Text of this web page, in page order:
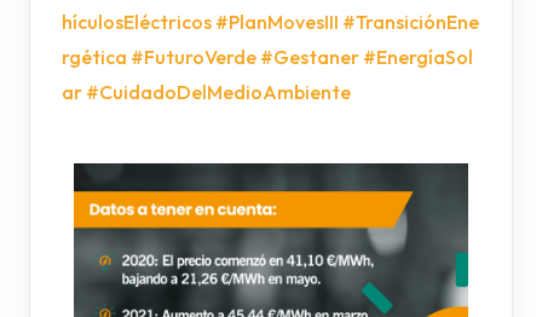
hículosEléctricos #PlanMovesIII #TransiciónEne
rgética #FuturoVerde #Gestaner #EnergíaSol
ar #CuidadoDelMedioAmbiente